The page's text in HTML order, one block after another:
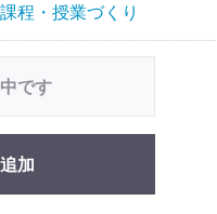
程・授業づくり
です
加